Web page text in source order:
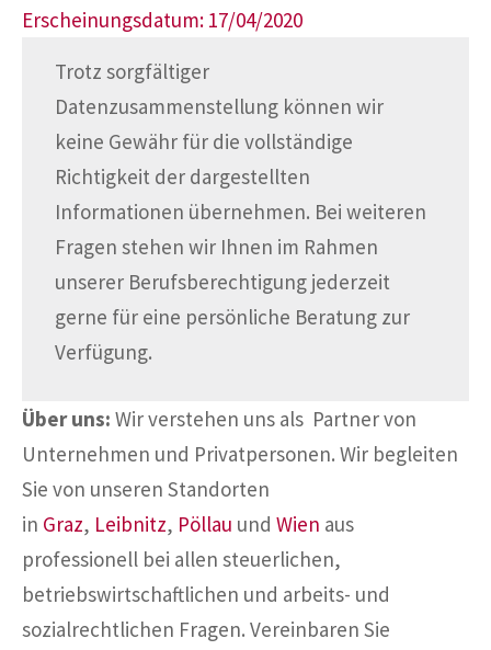
Erscheinungsdatum: 17/04/2020
Trotz sorgfältiger
Datenzusammenstellung können wir
keine Gewähr für die vollständige
Richtigkeit der dargestellten
Informationen übernehmen. Bei weiteren
Fragen stehen wir Ihnen im Rahmen
unserer Berufsberechtigung jederzeit
gerne für eine persönliche Beratung zur
Verfügung.
Über uns: Wir verstehen uns als Partner von
Unternehmen und Privatpersonen. Wir begleiten
Sie von unseren Standorten
in Graz, Leibnitz, Pöllau und Wien aus
professionell bei allen steuerlichen,
betriebswirtschaftlichen und arbeits- und
sozialrechtlichen Fragen. Vereinbaren Sie